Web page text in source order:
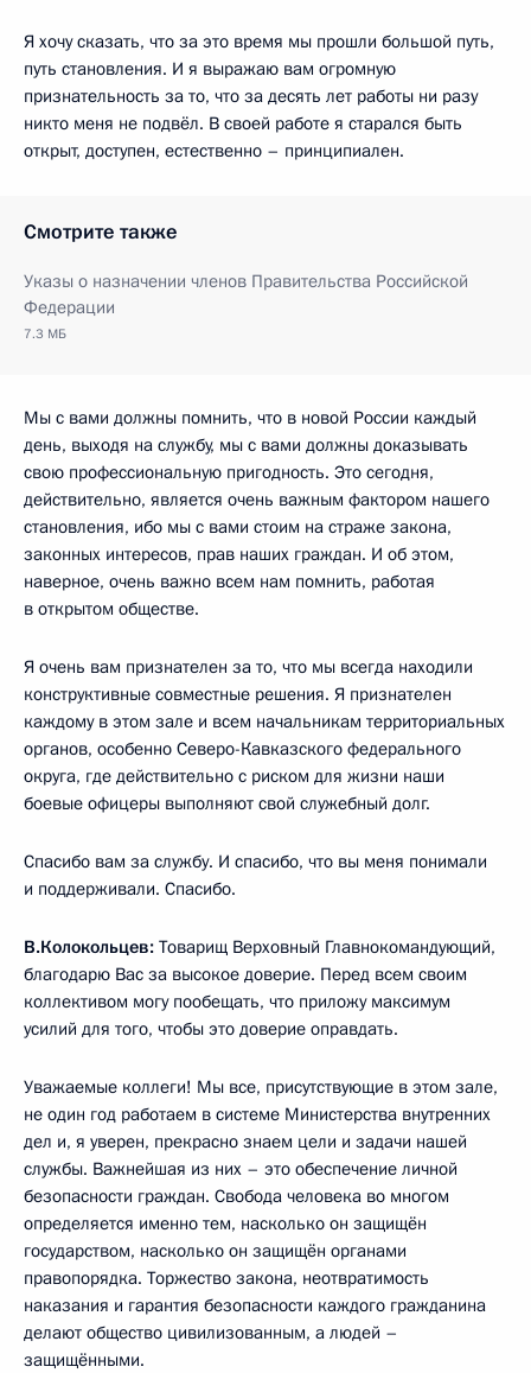
Я хочу сказать, что за это время мы прошли большой путь,
путь становления. И я выражаю вам огромную
признательность за то, что за десять лет работы ни разу
никто меня не подвёл. В своей работе я старался быть
открыт, доступен, естественно – принципиален.
Смотрите также
Указы о назначении членов Правительства Российской
Федерации
7.3 МБ
Мы с вами должны помнить, что в новой России каждый
день, выходя на службу, мы с вами должны доказывать
свою профессиональную пригодность. Это сегодня,
действительно, является очень важным фактором нашего
становления, ибо мы с вами стоим на страже закона,
законных интересов, прав наших граждан. И об этом,
наверное, очень важно всем нам помнить, работая
в открытом обществе.
Я очень вам признателен за то, что мы всегда находили
конструктивные совместные решения. Я признателен
каждому в этом зале и всем начальникам территориальных
органов, особенно Северо-Кавказского федерального
округа, где действительно с риском для жизни наши
боевые офицеры выполняют свой служебный долг.
Спасибо вам за службу. И спасибо, что вы меня понимали
и поддерживали. Спасибо.
В.Колокольцев: Товарищ Верховный Главнокомандующий,
благодарю Вас за высокое доверие. Перед всем своим
коллективом могу пообещать, что приложу максимум
усилий для того, чтобы это доверие оправдать.
Уважаемые коллеги! Мы все, присутствующие в этом зале,
не один год работаем в системе Министерства внутренних
дел и, я уверен, прекрасно знаем цели и задачи нашей
службы. Важнейшая из них – это обеспечение личной
безопасности граждан. Свобода человека во многом
определяется именно тем, насколько он защищён
государством, насколько он защищён органами
правопорядка. Торжество закона, неотвратимость
наказания и гарантия безопасности каждого гражданина
делают общество цивилизованным, а людей –
защищёнными.